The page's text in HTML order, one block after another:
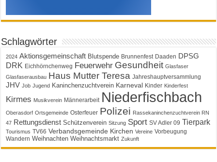
Schlagwörter
2024 Aktionsgemeinschaft Blutspende Brunnenfest Daaden DPSG
DRK Eichhörnchenweg Feuerwehr Gesundheit Glasfaser
Glasfaserausbau Haus Mutter Teresa Jahreshauptversammlung
JHV Job Jugend Kaninchenzuchtverein Karneval Kinder Kinderfest
Kirmes Musikverein Männerarbeit Niederfischbach
Oberasdorf Ortsgemeinde Osterfeuer Polizei Rassekaninchenzuchtverein RN
47 Rettungsdienst Schützenverein Sitzung Sport SV Adler 09 Tierpark
Tourismus TV66 Verbandsgemeinde Kirchen Vereine Vorbeugung
Wandern Weihnachten Weihnachtsmarkt Zukunft